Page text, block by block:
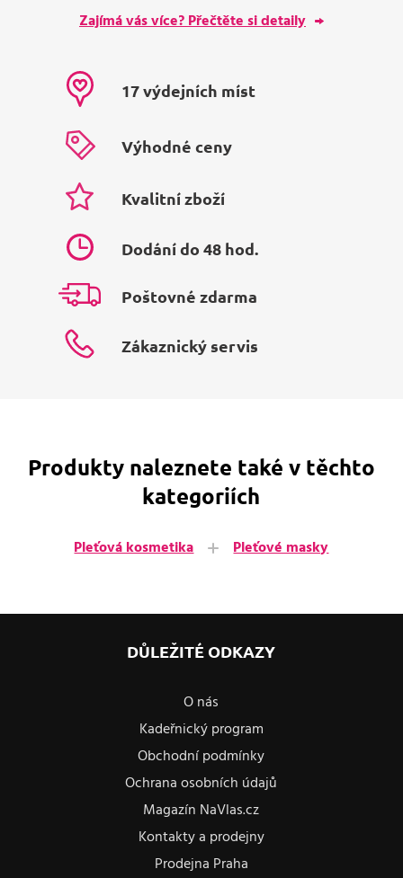
Zajímá vás více? Přečtěte si detaily
17 výdejních míst
Výhodné ceny
Kvalitní zboží
Dodání do 48 hod.
Poštovné zdarma
Zákaznický servis
Produkty naleznete také v těchto
kategoriích
Pleťová kosmetika Pleťové masky
DŮLEŽITÉ ODKAZY
O nás
Kadeřnický program
Obchodní podmínky
Ochrana osobních údajů
Magazín NaVlas.cz
Kontakty a prodejny
Prodejna Praha